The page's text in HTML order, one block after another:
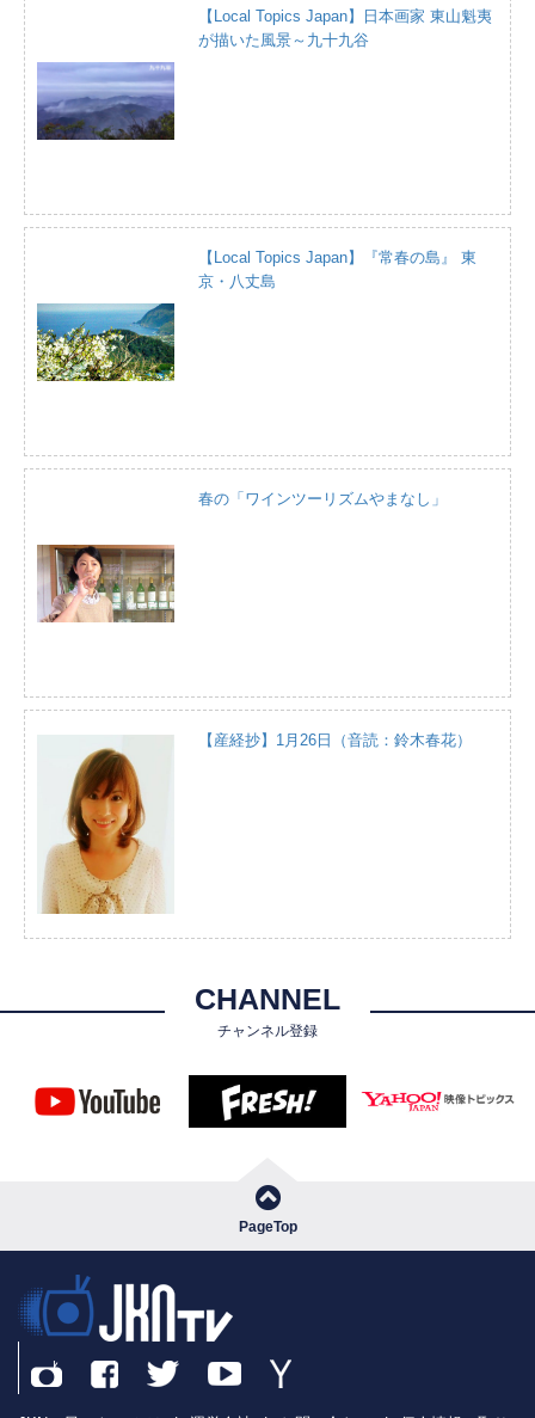
【Local Topics Japan】日本画家 東山魁夷
が描いた風景～九十九谷
【Local Topics Japan】『常春の島』 東
京・八丈島
春の「ワインツーリズムやまなし」
【産経抄】1月26日（音読：鈴木春花）
CHANNEL
チャンネル登録
PageTop